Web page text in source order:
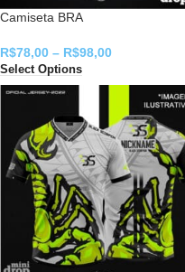
Camiseta BRA
R$78,00 – R$98,00
Select Options